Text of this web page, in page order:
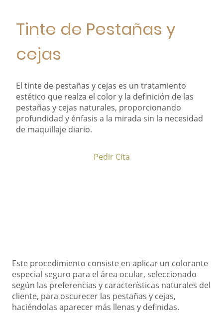
Tinte de Pestañas y
cejas
El tinte de pestañas y cejas es un tratamiento
estético que realza el color y la definición de las
pestañas y cejas naturales, proporcionando
profundidad y énfasis a la mirada sin la necesidad
de maquillaje diario.
Pedir Cita
Este procedimiento consiste en aplicar un colorante
especial seguro para el área ocular, seleccionado
según las preferencias y características naturales del
cliente, para oscurecer las pestañas y cejas,
haciéndolas aparecer más llenas y definidas.